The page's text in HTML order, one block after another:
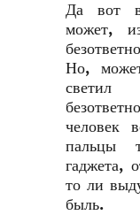
Да вот
может,
Но,
светил
человек
пальцы
гаджета,
то ли
быль.